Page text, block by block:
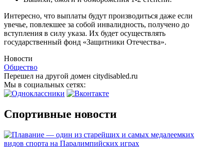
Интересно, что выплаты будут производиться даже если
увечье, повлекшее за собой инвалидность, получено до
вступления в силу указа. Их будет осуществлять
государственный фонд «Защитники Отечества».
Новости
Общество
Перешел на другой домен citydisabled.ru
Мы в социальных сетях:
Спортивные новости